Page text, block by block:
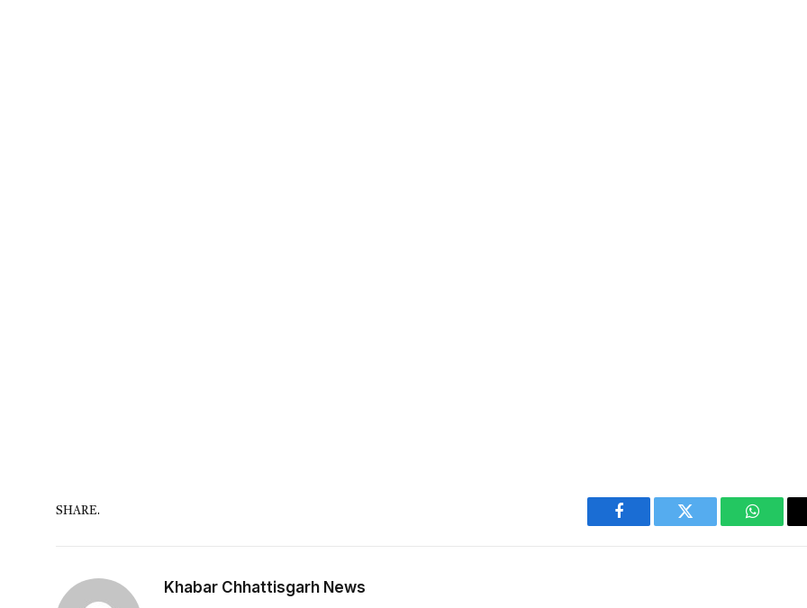
SHARE.
Facebook Twitter
Khabar Chhattisgarh News